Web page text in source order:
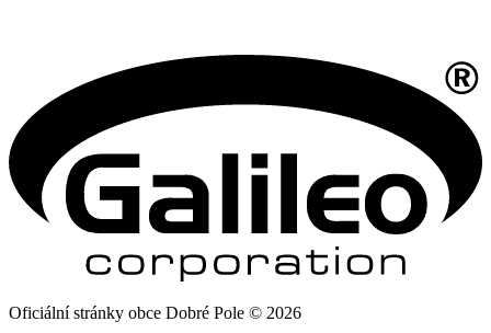
Oficiální stránky obce Dobré Pole © 2026